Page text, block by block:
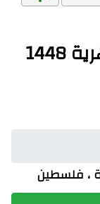
امساكية رمضان في الزاهرية 1448